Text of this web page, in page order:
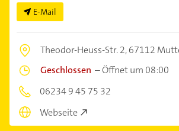
E-Mail
Theodor-Heuss-Str. 2,67112
Geschlossen –Öffnet um 08:00
06234 9 45 75 32
Webseite